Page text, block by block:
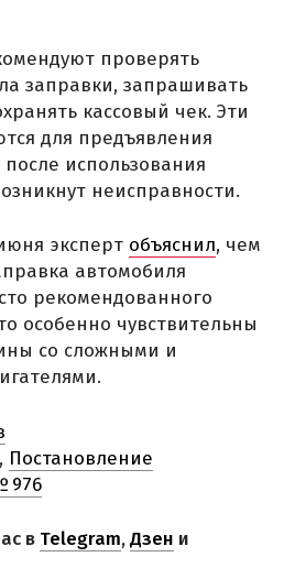
проверять
заправки, запрашивать
кассовый чек. Эти
для предъявления
использования
неисправности.
эксперт объяснил, чем
автомобиля
рекомендованного
особенно чувствительны
со сложными и
, Постановление
976
в Telegram,Дзен и